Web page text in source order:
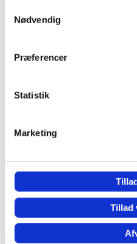
Nødvendig
Præferencer
Statistik
Marketing
Tillad
aber das
bis zur völligen
Es kann nicht allen
doch sehr vielen. Da
ungefährlich ist, lohnt